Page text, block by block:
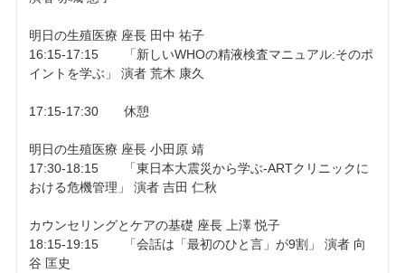
明日の生殖医療 座長 田中 祐子
16:15-17:15 「新しいWHOの精液検査マニュアル:そのポ
イントを学ぶ」 演者 荒木 康久
17:15-17:30 休憩
明日の生殖医療 座長 小田原 靖
17:30-18:15 「東日本大震災から学ぶ-ARTクリニックに
おける危機管理」 演者 吉田 仁秋
カウンセリングとケアの基礎 座長 上澤 悦子
18:15-19:15 「会話は「最初のひと言」が9割」 演者 向
谷 匡史